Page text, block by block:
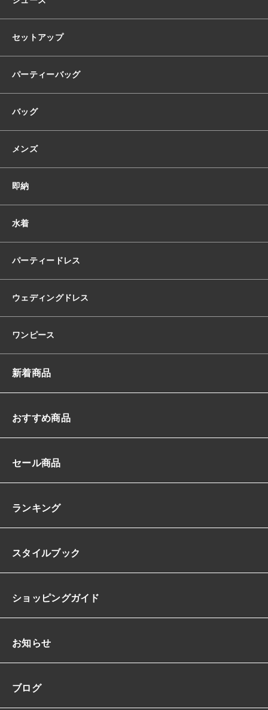
セットアップ
パーティーバッグ
バッグ
メンズ
即納
水着
パーティードレス
ウェディングドレス
ワンピース
新着商品
おすすめ商品
セール商品
ランキング
スタイルブック
ショッピングガイド
お知らせ
ブログ